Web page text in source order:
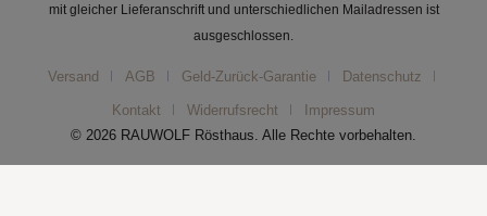
mit gleicher Lieferanschrift und unterschiedlichen Mailadressen ist
ausgeschlossen.
Versand AGB Geld-Zurück-Garantie Datenschutz
Kontakt Widerrufsrecht
Impressum
© 2026 RAUWOLF Rösthaus. Alle Rechte vorbehalten.